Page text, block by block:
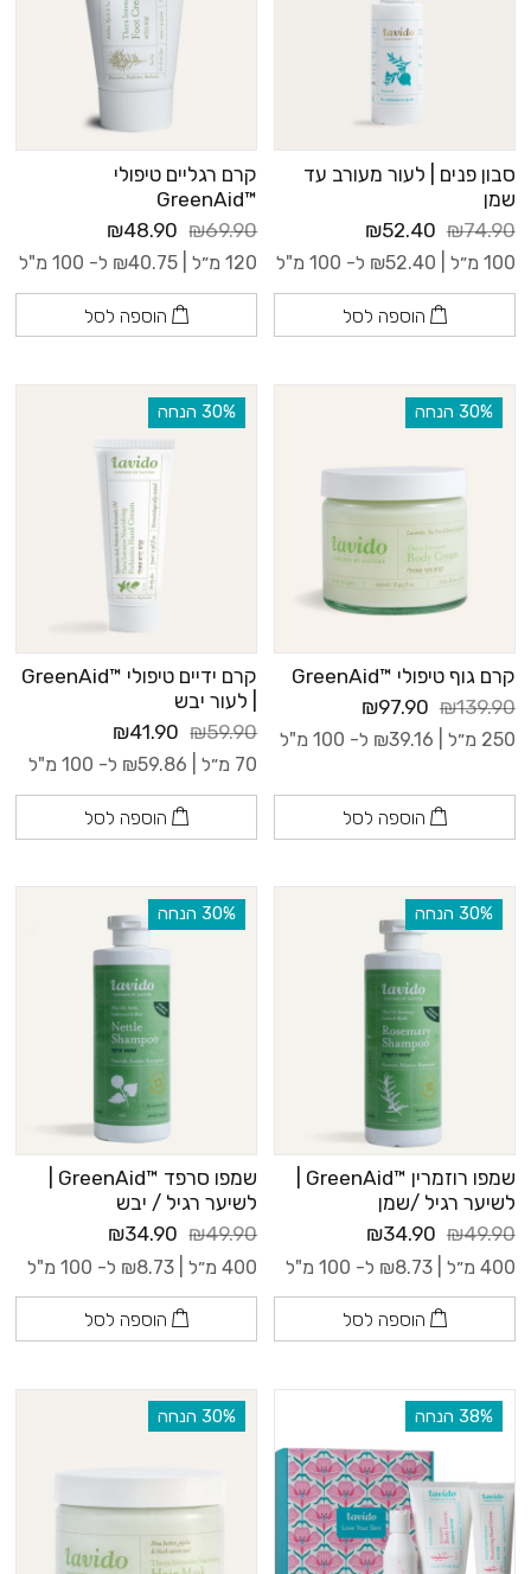
סבון פנים | לעור מעורב עד
שמן
₪74.90
₪52.40
100 מ״ל | ₪52.40 ל- 100 מ"ל
הוספה לסל
קרם רגליים טיפולי
™GreenAid
₪69.90
₪48.90
120 מ״ל | ₪40.75 ל- 100 מ"ל
הוספה לסל
‫30% הנחה
קרם גוף טיפולי ™GreenAid
₪139.90
₪97.90
250 מ״ל | ₪39.16 ל- 100 מ"ל
הוספה לסל
‫30% הנחה
קרם ידיים טיפולי ™GreenAid
| לעור יבש
₪59.90
₪41.90
70 מ״ל | ₪59.86 ל- 100 מ"ל
הוספה לסל
‫30% הנחה
לשיער רגיל /שמן
₪49.90
₪34.90
400 מ״ל | ₪8.73 ל- 100 מ"ל
הוספה לסל
‫30% הנחה
לשיער רגיל / יבש
₪49.90
₪34.90
400 מ״ל | ₪8.73 ל- 100 מ"ל
הוספה לסל
‫38% הנחה ‫30% הנחה